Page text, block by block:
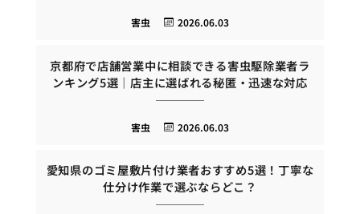
2026.06.03
害虫
京都府で店舗営業中に相談できる害虫駆除業者ラ
ンキング5選｜店主に選ばれる秘匿・迅速な対応
2026.06.03
害虫
愛知県のゴミ屋敷片付け業者おすすめ5選！丁寧な
仕分け作業で選ぶならどこ？